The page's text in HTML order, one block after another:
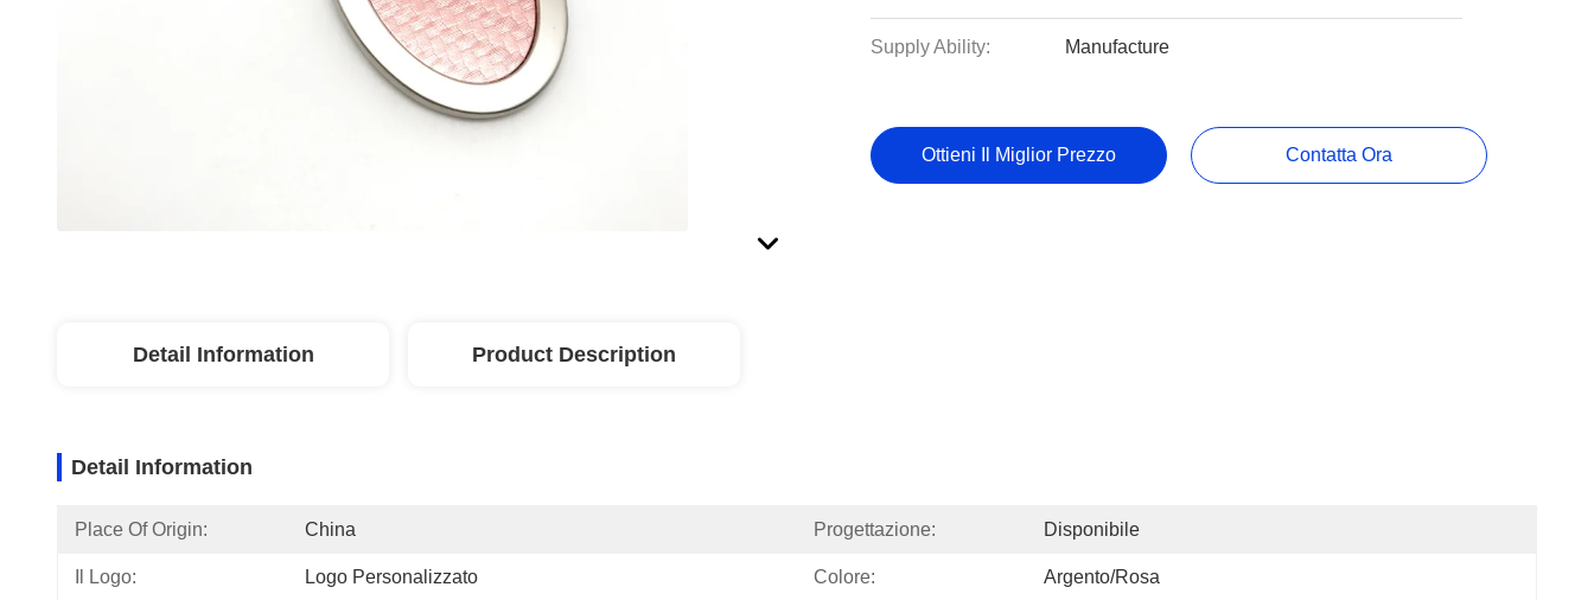
Supply Ability: Manufacture
Ottieni Il Miglior Prezzo Contatta Ora
Detail Information Product Description
Detail Information
Place Of Origin: China Progettazione: Disponibile
Il Logo: Logo Personalizzato Colore: Argento/rosa